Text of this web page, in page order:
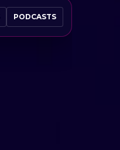
PODCASTS